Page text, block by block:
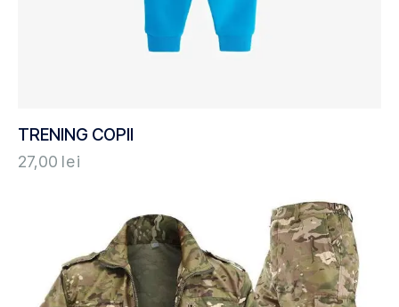
TRENING COPII
27,00 lei